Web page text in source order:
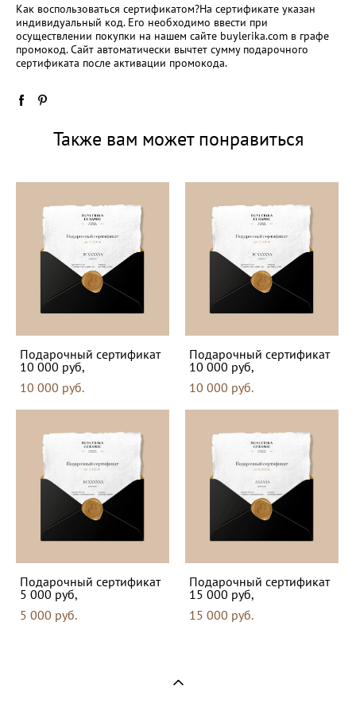
Как воспользоваться сертификатом?На сертификате указан
индивидуальный код. Его необходимо ввести при
осуществлении покупки на нашем сайте buylerika.com в графе
промокод. Сайт автоматически вычтет сумму подарочного
сертификата после активации промокода.
Также вам может понравиться
Подарочный сертификат
10 000 руб,
10 000 pуб.
Подарочный сертификат
10 000 руб,
10 000 pуб.
Подарочный сертификат
5 000 руб,
5 000 pуб.
Подарочный сертификат
15 000 руб,
15 000 pуб.